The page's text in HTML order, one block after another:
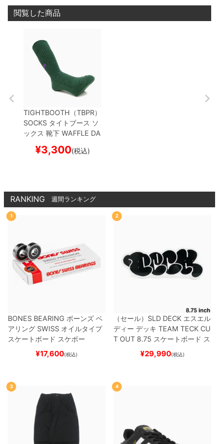
閲覧した商品
TIGHTBOOTH（TBPR）
SOCKS タイトブース ソ
ックス 靴下 WAFFLE DA
ド スケボー
¥3,300(税込)
RANKING 週間ランキング
1
BONES BEARING ボーンズ ベ
アリング SWISS オイルタイプ
スケートボード スケボー
¥17,600(税込)
2
（セール） SLD DECK エスエル
ディー デッキ TEAM TECK CU
T OUT 8.75 スケートボード ス
¥29,990(税込)
3 4